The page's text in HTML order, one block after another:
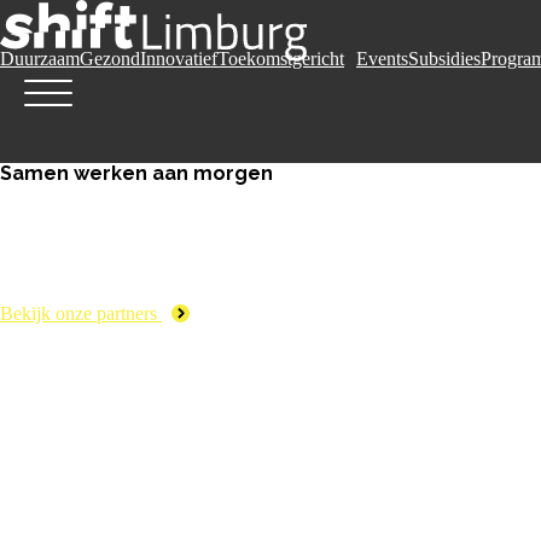
DuurzaamGezondInnovatiefToekomstgericht EventsSubsidies
Samen werken aan morgen
Bekijk onze partners